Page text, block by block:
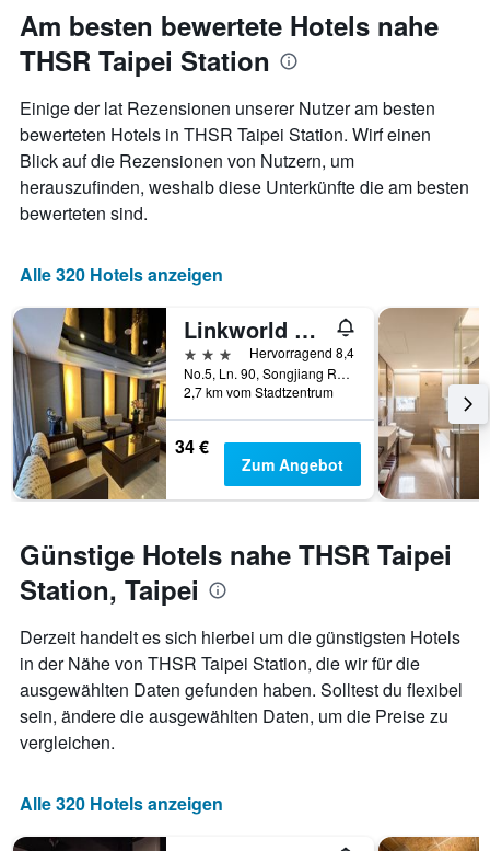
Am besten bewertete Hotels nahe
THSR Taipei Station
Einige der lat Rezensionen unserer Nutzer am besten
bewerteten Hotels in THSR Taipei Station. Wirf einen
Blick auf die Rezensionen von Nutzern, um
herauszufinden, weshalb diese Unterkünfte die am besten
bewerteten sind.
Alle 320 Hotels anzeigen
Linkworld Hotel Taipei
3 Sterne
Hervorragend 8,4
No.5, Ln. 90, Songjiang Rd., Taipei, Taiwan
2,7 km vom Stadtzentrum
34 €
Zum Angebot
Günstige Hotels nahe THSR Taipei
Station, Taipei
Derzeit handelt es sich hierbei um die günstigsten Hotels
in der Nähe von THSR Taipei Station, die wir für die
ausgewählten Daten gefunden haben. Solltest du flexibel
sein, ändere die ausgewählten Daten, um die Preise zu
vergleichen.
Alle 320 Hotels anzeigen